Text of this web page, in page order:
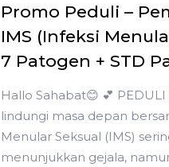
Promo Peduli –
IMS (Infeksi
7 Patogen + STD
Hallo Sahabat😊 💕 PEDULI
lindungi masa depan
Menular Seksual (IMS)
menunjukkan gejala,